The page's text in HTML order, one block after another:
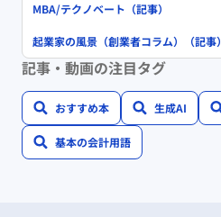
MBA/テクノベート（記事）
起業家の風景（創業者コラム）（記事）
記事・動画の注目タグ
おすすめ本 生成AI
基本の会計用語